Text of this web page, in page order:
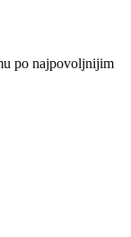
po najpovoljnijim